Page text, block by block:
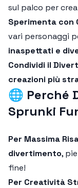
sul palco per
Sperimenta con
vari personaggi
inaspettati e
Condividi il
creazioni più
🌐 Perché
Sprunki
Per Massima
divertimento,
fine!
Per Creatività